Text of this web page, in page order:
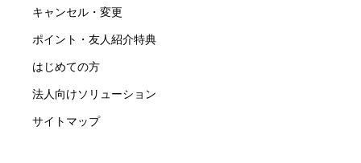
キャンセル・変更
ポイント・友人紹介特典
はじめての方
法人向けソリューション
サイトマップ